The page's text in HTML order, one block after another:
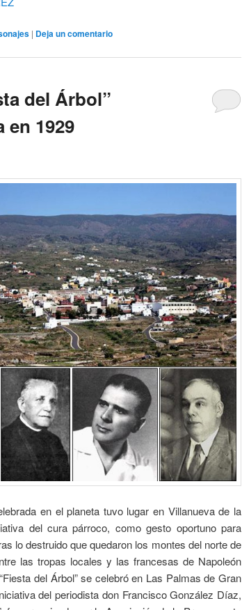
| Deja un comentario
del Árbol”
en 1929
en el planeta tuvo lugar en Villanueva de la
del cura párroco, como gesto oportuno para
lo destruido que quedaron los montes del norte de
las tropas locales y las francesas de Napoleón
del Árbol” se celebró en Las Palmas de Gran
del periodista don Francisco González Díaz,